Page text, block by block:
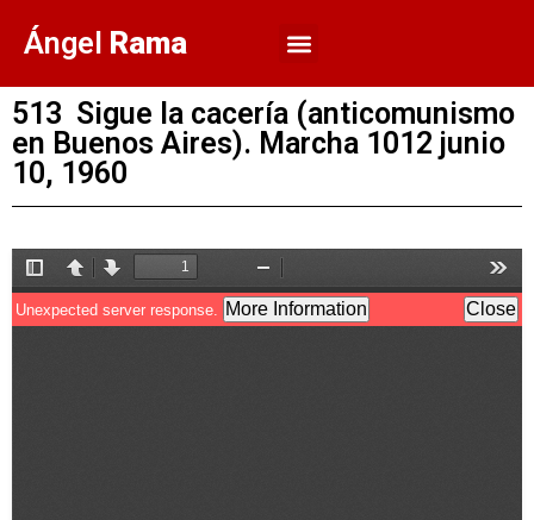
Ángel Rama
513 Sigue la cacería (anticomunismo
en Buenos Aires). Marcha 1012 junio
10, 1960